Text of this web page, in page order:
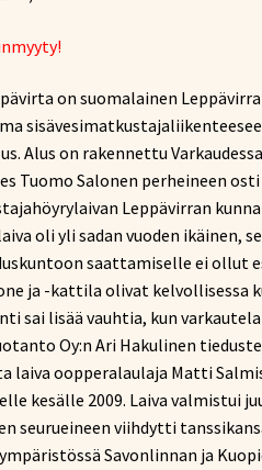
on suomalainen
Alus on rakennettu
Tuomo Salonen perheineen osti
Leppävirran
oli yli sadan vuoden ikäinen,
saattamiselle ei ollut
ja -kattila olivat kelvollisessa
sai lisää vauhtia, kun
Oy:n Ari Hakulinen
laiva oopperalaulaja Matti
kesälle 2009. Laiva valmistui
seurueineen viihdytti
Savonlinnan ja